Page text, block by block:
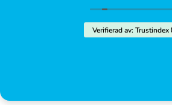
Verifierad av: Trustindex